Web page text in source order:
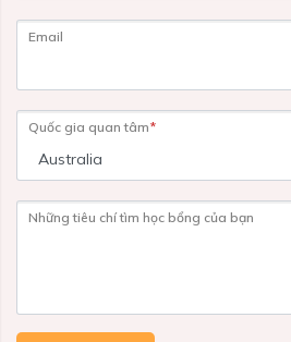
Email
Quốc gia quan tâm*
Những tiêu chí tìm học bổng của bạn